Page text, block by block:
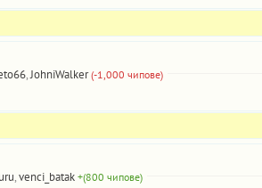
,JohniWalker (-1,000 чипове)
,venci_batak +(800 чипове)